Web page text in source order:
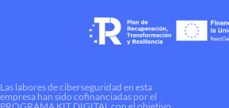
Las labores de ciberseguridad en esta
empresa han sido cofinanciadas por el